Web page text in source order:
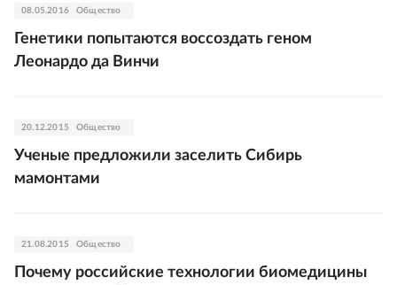
08.05.2016 Общество
Генетики попытаются воссоздать геном
Леонардо да Винчи
20.12.2015 Общество
Ученые предложили заселить Сибирь
мамонтами
21.08.2015 Общество
Почему российские технологии биомедицины